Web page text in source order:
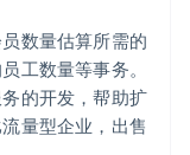
数量估算所需的
工数量等事务。
的开发，帮助扩
量型企业，出售